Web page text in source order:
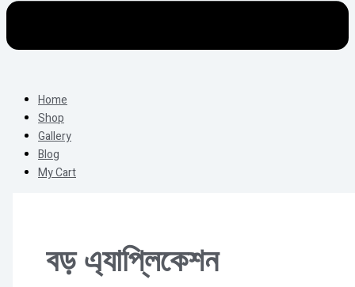
Home
Shop
Gallery
Blog
My Cart
বড় এ্যাপ্লিকেশন